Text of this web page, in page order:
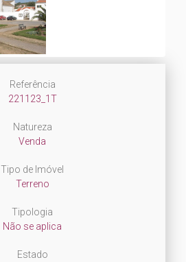
Referência
221123_1T
Natureza
Venda
Tipo de Imóvel
Terreno
Tipologia
Não se aplica
Estado